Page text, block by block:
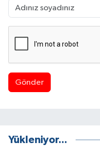
Gönder
Yükleniyor...